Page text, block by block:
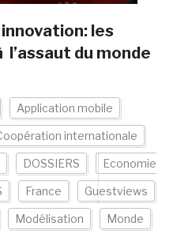
innovation: les
du monde
Application mobile
internationale
DOSSIERS Economie
France Guestviews
Modélisation Monde